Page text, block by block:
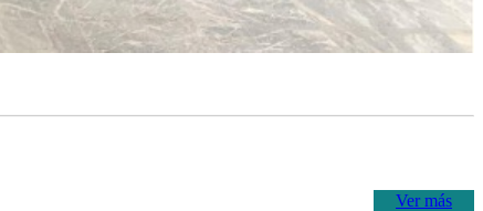
Ver más